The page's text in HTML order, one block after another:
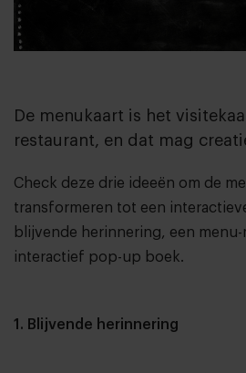
De menukaart is het
restaurant, en dat mag
Check deze drie ideeën om de
transformeren tot een
blijvende herinnering, een menu-
interactief pop-up boek.
1. Blijvende herinnering